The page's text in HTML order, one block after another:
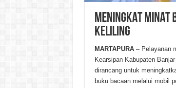
MENINGKAT MINAT
KELILING
MARTAPURA– Pelayanan
Kearsipan Kabupaten
dirancang untuk
buku bacaan melalui mobil